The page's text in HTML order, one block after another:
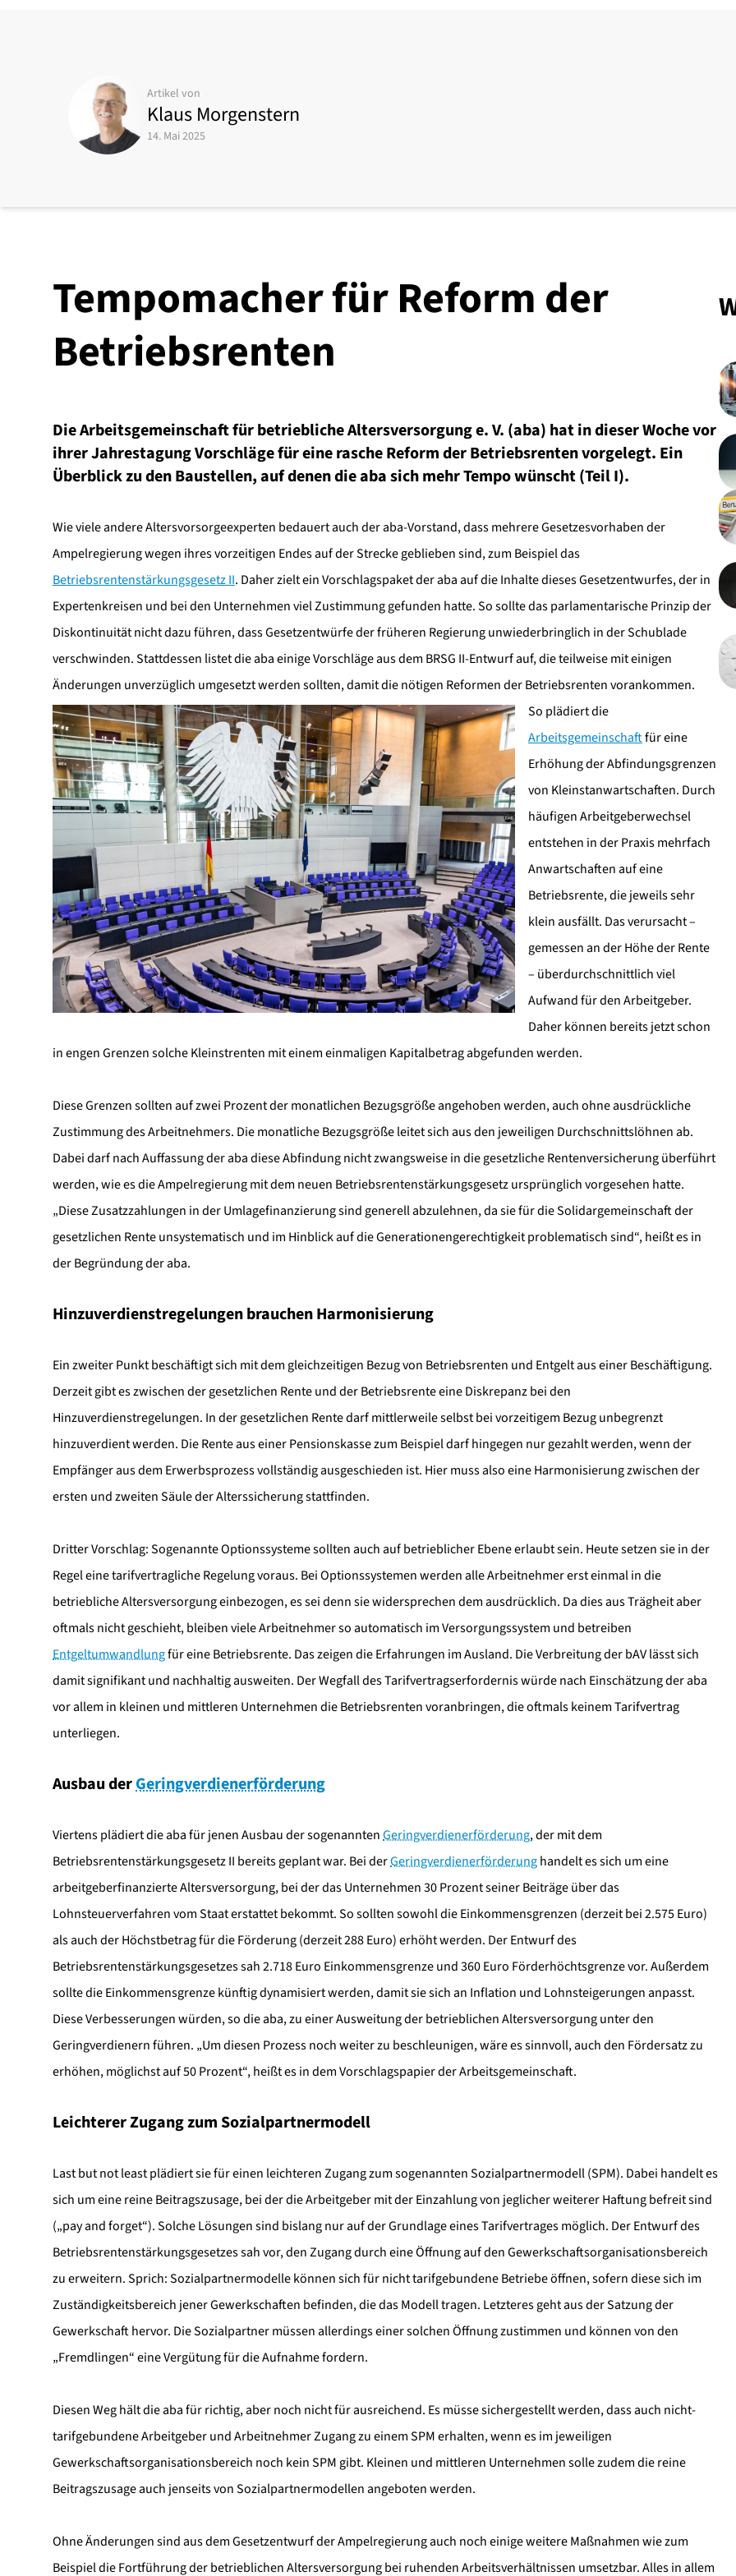
Artikel von
Klaus Morgenstern
14. Mai 2025
Tempomacher für Reform der
Betriebsrenten
Die Arbeitsgemeinschaft für betriebliche Altersversorgung e. V. (aba) hat in dieser Woche vor
ihrer Jahrestagung Vorschläge für eine rasche Reform der Betriebsrenten vorgelegt. Ein
Überblick zu den Baustellen, auf denen die aba sich mehr Tempo wünscht (Teil I).
Wie viele andere Altersvorsorgeexperten bedauert auch der aba-Vorstand, dass mehrere Gesetzesvorhaben der
Ampelregierung wegen ihres vorzeitigen Endes auf der Strecke geblieben sind, zum Beispiel das
Betriebsrentenstärkungsgesetz II. Daher zielt ein Vorschlagspaket der aba auf die Inhalte dieses Gesetzentwurfes, der in
Expertenkreisen und bei den Unternehmen viel Zustimmung gefunden hatte. So sollte das parlamentarische Prinzip der
Diskontinuität nicht dazu führen, dass Gesetzentwürfe der früheren Regierung unwiederbringlich in der Schublade
verschwinden. Stattdessen listet die aba einige Vorschläge aus dem BRSG II-Entwurf auf, die teilweise mit einigen
Änderungen unverzüglich umgesetzt werden sollten, damit die nötigen Reformen der Betriebsrenten vorankommen.
So plädiert die
Arbeitsgemeinschaftfür eine
Erhöhung der Abfindungsgrenzen
von Kleinstanwartschaften. Durch
häufigen Arbeitgeberwechsel
entstehen in der Praxis mehrfach
Anwartschaften auf eine
Betriebsrente, die jeweils sehr
klein ausfällt. Das verursacht –
gemessen an der Höhe der Rente
– überdurchschnittlich viel
Aufwand für den Arbeitgeber.
Daher können bereits jetzt schon
in engen Grenzen solche Kleinstrenten mit einem einmaligen Kapitalbetrag abgefunden werden.
Diese Grenzen sollten auf zwei Prozent der monatlichen Bezugsgröße angehoben werden, auch ohne ausdrückliche
Zustimmung des Arbeitnehmers. Die monatliche Bezugsgröße leitet sich aus den jeweiligen Durchschnittslöhnen ab.
Dabei darf nach Auffassung der aba diese Abfindung nicht zwangsweise in die gesetzliche Rentenversicherung überführt
werden, wie es die Ampelregierung mit dem neuen Betriebsrentenstärkungsgesetz ursprünglich vorgesehen hatte.
„Diese Zusatzzahlungen in der Umlagefinanzierung sind generell abzulehnen, da sie für die Solidargemeinschaft der
gesetzlichen Rente unsystematisch und im Hinblick auf die Generationengerechtigkeit problematisch sind“, heißt es in
der Begründung der aba.
Hinzuverdienstregelungen brauchen Harmonisierung
Ein zweiter Punkt beschäftigt sich mit dem gleichzeitigen Bezug von Betriebsrenten und Entgelt aus einer Beschäftigung.
Derzeit gibt es zwischen der gesetzlichen Rente und der Betriebsrente eine Diskrepanz bei den
Hinzuverdienstregelungen. In der gesetzlichen Rente darf mittlerweile selbst bei vorzeitigem Bezug unbegrenzt
hinzuverdient werden. Die Rente aus einer Pensionskasse zum Beispiel darf hingegen nur gezahlt werden, wenn der
Empfänger aus dem Erwerbsprozess vollständig ausgeschieden ist. Hier muss also eine Harmonisierung zwischen der
ersten und zweiten Säule der Alterssicherung stattfinden.
Dritter Vorschlag: Sogenannte Optionssysteme sollten auch auf betrieblicher Ebene erlaubt sein. Heute setzen sie in der
Regel eine tarifvertragliche Regelung voraus. Bei Optionssystemen werden alle Arbeitnehmer erst einmal in die
betriebliche Altersversorgung einbezogen, es sei denn sie widersprechen dem ausdrücklich. Da dies aus Trägheit aber
oftmals nicht geschieht, bleiben viele Arbeitnehmer so automatisch im Versorgungssystem und betreiben
Entgeltumwandlungfür eine Betriebsrente. Das zeigen die Erfahrungen im Ausland. Die Verbreitung der bAV lässt sich
damit signifikant und nachhaltig ausweiten. Der Wegfall des Tarifvertragserfordernis würde nach Einschätzung der aba
vor allem in kleinen und mittleren Unternehmen die Betriebsrenten voranbringen, die oftmals keinem Tarifvertrag
unterliegen.
Ausbau derGeringverdienerförderung
Viertens plädiert die aba für jenen Ausbau der sogenanntenGeringverdienerförderung, der mit dem
Betriebsrentenstärkungsgesetz II bereits geplant war. Bei derGeringverdienerförderunghandelt es sich um eine
arbeitgeberfinanzierte Altersversorgung, bei der das Unternehmen 30 Prozent seiner Beiträge über das
Lohnsteuerverfahren vom Staat erstattet bekommt. So sollten sowohl die Einkommensgrenzen (derzeit bei 2.575 Euro)
als auch der Höchstbetrag für die Förderung (derzeit 288 Euro) erhöht werden. Der Entwurf des
Betriebsrentenstärkungsgesetzes sah 2.718 Euro Einkommensgrenze und 360 Euro Förderhöchtsgrenze vor. Außerdem
sollte die Einkommensgrenze künftig dynamisiert werden, damit sie sich an Inflation und Lohnsteigerungen anpasst.
Diese Verbesserungen würden, so die aba, zu einer Ausweitung der betrieblichen Altersversorgung unter den
Geringverdienern führen. „Um diesen Prozess noch weiter zu beschleunigen, wäre es sinnvoll, auch den Fördersatz zu
erhöhen, möglichst auf 50 Prozent“, heißt es in dem Vorschlagspapier der Arbeitsgemeinschaft.
Leichterer Zugang zum Sozialpartnermodell
Last but not least plädiert sie für einen leichteren Zugang zum sogenannten Sozialpartnermodell (SPM). Dabei handelt es
sich um eine reine Beitragszusage, bei der die Arbeitgeber mit der Einzahlung von jeglicher weiterer Haftung befreit sind
(„pay and forget“). Solche Lösungen sind bislang nur auf der Grundlage eines Tarifvertrages möglich. Der Entwurf des
Betriebsrentenstärkungsgesetzes sah vor, den Zugang durch eine Öffnung auf den Gewerkschaftsorganisationsbereich
zu erweitern. Sprich: Sozialpartnermodelle können sich für nicht tarifgebundene Betriebe öffnen, sofern diese sich im
Zuständigkeitsbereich jener Gewerkschaften befinden, die das Modell tragen. Letzteres geht aus der Satzung der
Gewerkschaft hervor. Die Sozialpartner müssen allerdings einer solchen Öffnung zustimmen und können von den
„Fremdlingen“ eine Vergütung für die Aufnahme fordern.
Diesen Weg hält die aba für richtig, aber noch nicht für ausreichend. Es müsse sichergestellt werden, dass auch nicht-
tarifgebundene Arbeitgeber und Arbeitnehmer Zugang zu einem SPM erhalten, wenn es im jeweiligen
Gewerkschaftsorganisationsbereich noch kein SPM gibt. Kleinen und mittleren Unternehmen solle zudem die reine
Beitragszusage auch jenseits von Sozialpartnermodellen angeboten werden.
Ohne Änderungen sind aus dem Gesetzentwurf der Ampelregierung auch noch einige weitere Maßnahmen wie zum
Beispiel die Fortführung der betrieblichen Altersversorgung bei ruhenden Arbeitsverhältnissen umsetzbar. Alles in allem